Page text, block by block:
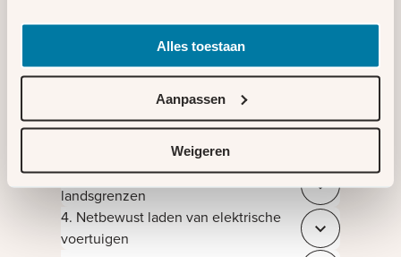
Alles toestaan
Aanpassen
Weigeren
Bijgewerkt op 6 maart 2026
Bekijk de tien maatregelen
1. Congestiemanagement
2. Technische ingrepen
3. Begrenzen transportcapaciteit op
landsgrenzen
Sluit
4. Netbewust laden van elektrische
voertuigen
Sluit a99fe464-